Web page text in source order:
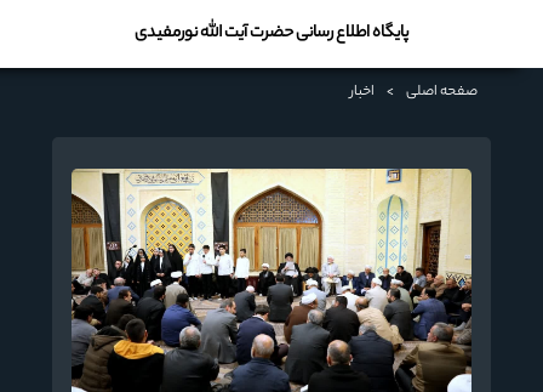
پایگاه اطلاع رسانی حضرت آیت الله نورمفیدی
صفحه اصلی > اخبار